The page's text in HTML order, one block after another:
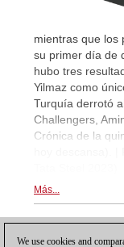
mientras que los
su primer día de
hubo tres
Yilmaz como
Turquía derrotó
Challengers,
Crónica de la
Más...
We use cookies and